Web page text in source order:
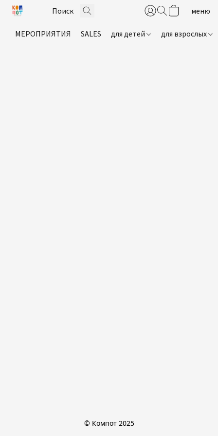
МЕРОПРИЯТИЯ SALES для детей для взрослых
© Компот 2025